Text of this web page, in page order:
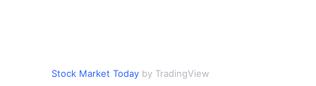
Stock Market Today by TradingView